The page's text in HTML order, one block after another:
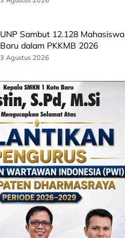
UNP Sambut 12.128 Mahasiswa
Baru dalam PKKMB 2026
3 Agustus 2026